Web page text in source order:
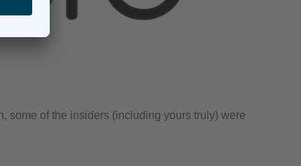
some of the insiders (including yours truly) were